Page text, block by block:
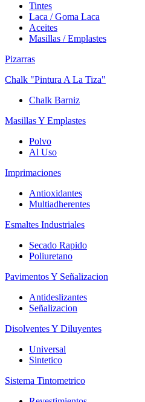
Tintes
Laca / Goma Laca
Aceites
Masillas / Emplastes
Pizarras
Chalk "Pintura A La Tiza"
Chalk Barniz
Masillas Y Emplastes
Polvo
Al Uso
Imprimaciones
Antioxidantes
Multiadherentes
Esmaltes Industriales
Secado Rapido
Poliuretano
Pavimentos Y Señalizacion
Antideslizantes
Señalizacion
Disolventes Y Diluyentes
Universal
Sintetico
Sistema Tintometrico